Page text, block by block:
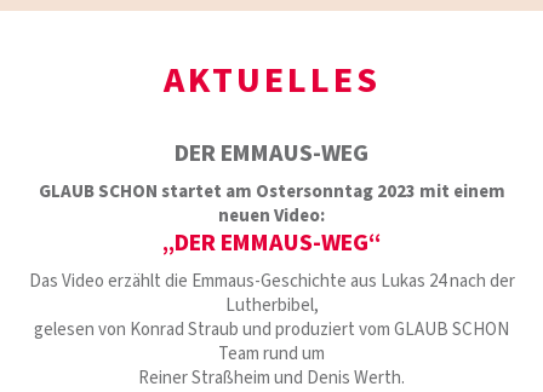
AKTUELLES
DER EMMAUS-WEG
GLAUB SCHON startet am Ostersonntag 2023 mit einem
neuen Video:
„DER EMMAUS-WEG“
Das Video erzählt die Emmaus-Geschichte aus Lukas 24 nach der
Lutherbibel,
gelesen von Konrad Straub und produziert vom GLAUB SCHON
Team rund um
Reiner Straßheim und Denis Werth.